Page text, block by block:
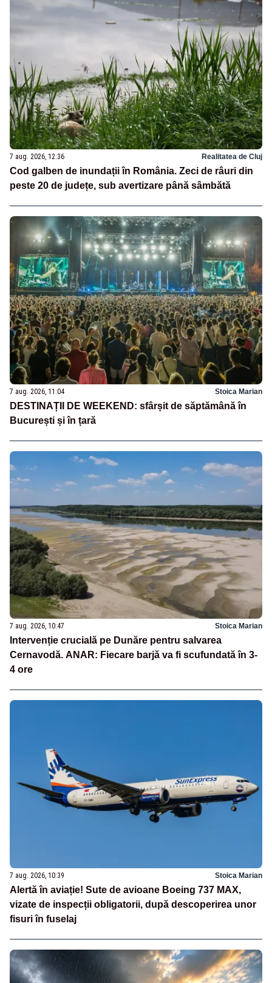
7 aug. 2026, 12:36 Realitatea de Cluj
Cod galben de inundații în România. Zeci de râuri din
peste 20 de județe, sub avertizare până sâmbătă
7 aug. 2026, 11:04 Stoica Marian
DESTINAȚII DE WEEKEND: sfârșit de săptămână în
București și în țară
7 aug. 2026, 10:47 Stoica Marian
Intervenție crucială pe Dunăre pentru salvarea
Cernavodă. ANAR: Fiecare barjă va fi scufundată în 3-
4 ore
7 aug. 2026, 10:39 Stoica Marian
Alertă în aviație! Sute de avioane Boeing 737 MAX,
vizate de inspecții obligatorii, după descoperirea unor
fisuri în fuselaj